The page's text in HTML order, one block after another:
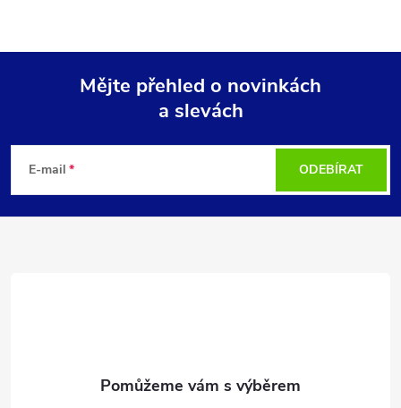
p
Mějte přehled o novinkách
a slevách
E-mail ODEBÍRAT